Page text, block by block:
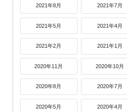
2021年8月 2021年7月
2021年5月 2021年4月
2021年2月 2021年1月
2020年11月 2020年10月
2020年8月 2020年7月
2020年5月 2020年4月